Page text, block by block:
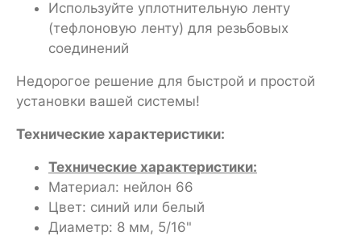
Используйте уплотнительную ленту
(тефлоновую ленту) для резьбовых
соединений
Недорогое решение для быстрой и простой
установки вашей системы!
Технические характеристики:
Технические характеристики:
Материал: нейлон 66
Цвет: синий или белый
Диаметр: 8 мм, 5/16"